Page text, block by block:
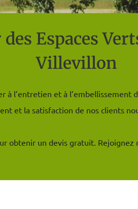
Espaces
Villevillon
à l’entretien et à l’embellissement
et la satisfaction de nos clients
obtenir un devis gratuit.